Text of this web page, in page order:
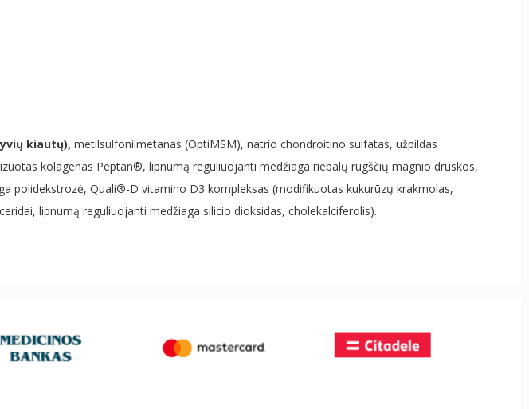
kiautų), metilsulfonilmetanas (OptiMSM), natrio chondroitino sulfatas, užpildas
kolagenas Peptan®, lipnumą reguliuojanti medžiaga riebalų rūgščių magnio druskos,
polidekstrozė, Quali®-D vitamino D3 kompleksas (modifikuotas kukurūzų krakmolas,
lipnumą reguliuojanti medžiaga silicio dioksidas, cholekalciferolis).